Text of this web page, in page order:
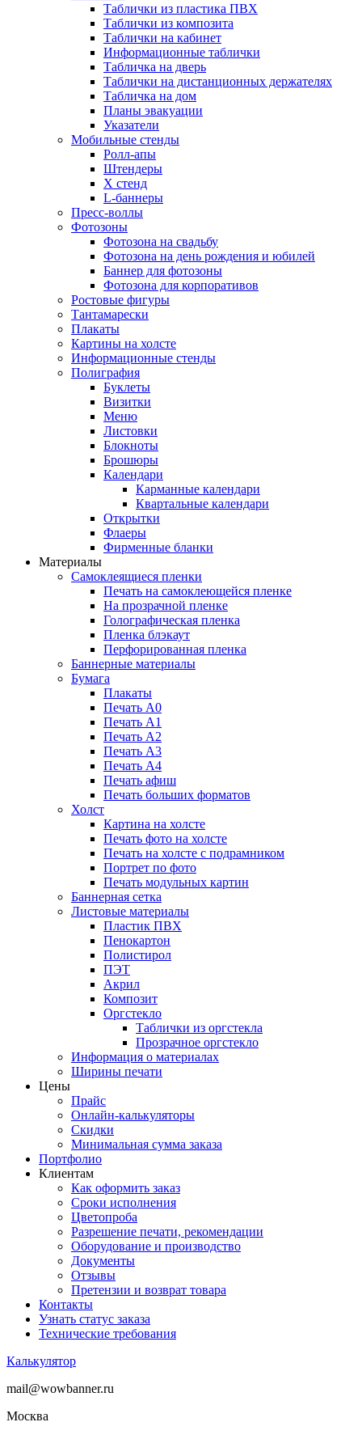
Таблички из пластика ПВХ
Таблички из композита
Таблички на кабинет
Информационные таблички
Табличка на дверь
Таблички на дистанционных держателях
Табличка на дом
Планы эвакуации
Указатели
Мобильные стенды
Ролл-апы
Штендеры
Х стенд
L-баннеры
Пресс-воллы
Фотозоны
Фотозона на свадьбу
Фотозона на день рождения и юбилей
Баннер для фотозоны
Фотозона для корпоративов
Ростовые фигуры
Тантамарески
Плакаты
Картины на холсте
Информационные стенды
Полиграфия
Буклеты
Визитки
Меню
Листовки
Блокноты
Брошюры
Календари
Карманные календари
Квартальные календари
Открытки
Флаеры
Фирменные бланки
Материалы
Самоклеящиеся пленки
Печать на самоклеющейся пленке
На прозрачной пленке
Голографическая пленка
Пленка блэкаут
Перфорированная пленка
Баннерные материалы
Бумага
Плакаты
Печать А0
Печать А1
Печать А2
Печать А3
Печать А4
Печать афиш
Печать больших форматов
Холст
Картина на холсте
Печать фото на холсте
Печать на холсте с подрамником
Портрет по фото
Печать модульных картин
Баннерная сетка
Листовые материалы
Пластик ПВХ
Пенокартон
Полистирол
ПЭТ
Акрил
Композит
Оргстекло
Таблички из оргстекла
Прозрачное оргстекло
Информация о материалах
Ширины печати
Цены
Прайс
Онлайн-калькуляторы
Скидки
Минимальная сумма заказа
Портфолио
Клиентам
Как оформить заказ
Сроки исполнения
Цветопроба
Разрешение печати, рекомендации
Оборудование и производство
Документы
Отзывы
Претензии и возврат товара
Контакты
Узнать статус заказа
Технические требования
Калькулятор
mail@wowbanner.ru
Москва